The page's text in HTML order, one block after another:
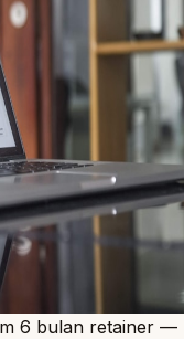
6 bulan retainer —